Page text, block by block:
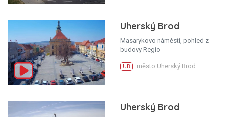
Uherský Brod
Masarykovo náměstí, pohled z
budovy Regio
UB město Uherský Brod
Uherský Brod